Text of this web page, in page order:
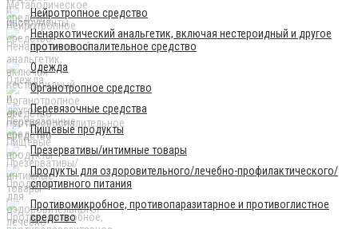
Нейротропное средство
Ненаркотический анальгетик, включая нестероидный и другое
противовоспалительное средство
Одежда
Органотропное средство
Перевязочные средства
Пищевые продукты
Презервативы/интимные товары
Продукты для оздоровительного/лечебно-профилактического/
спортивного питания
Противомикробное, противопаразитарное и противоглистное
средство